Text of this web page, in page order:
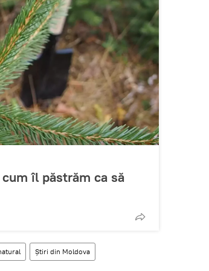
îl păstrăm ca să
Știri din Moldova